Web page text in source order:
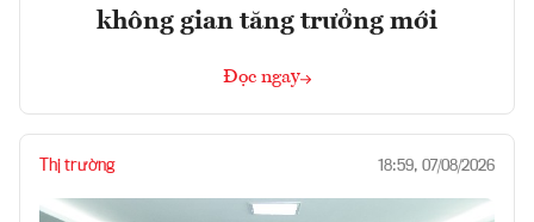
không gian tăng trưởng mới
Đọc ngay
Thị trường 18:59, 07/08/2026